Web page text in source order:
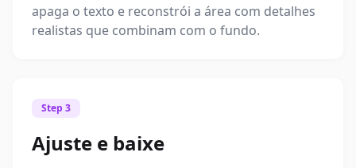
apaga o texto e reconstrói a área com detalhes
realistas que combinam com o fundo.
Step 3
Ajuste e baixe